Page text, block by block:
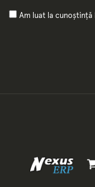
Am luat la cunoștință